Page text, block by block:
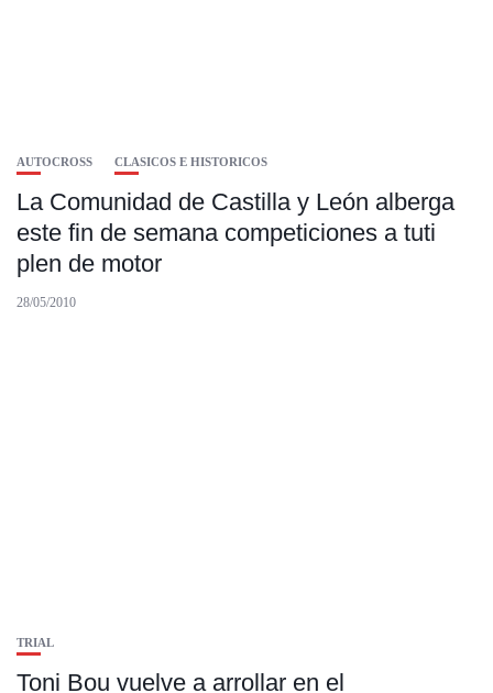
AUTOCROSS CLASICOS E HISTORICOS
La Comunidad de Castilla y León alberga
este fin de semana competiciones a tuti
plen de motor
28/05/2010
TRIAL
Toni Bou vuelve a arrollar en el